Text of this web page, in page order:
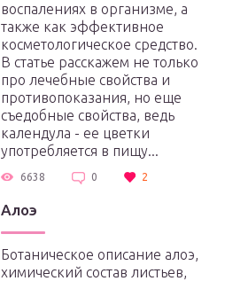
воспалениях в организме, а
также как эффективное
косметологическое средство.
В статье расскажем не только
про лечебные свойства и
противопоказания, но еще
съедобные свойства, ведь
календула - ее цветки
употребляется в пищу...
6638 0 2
Алоэ
Ботаническое описание алоэ,
химический состав листьев,